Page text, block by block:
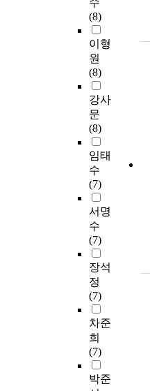
수
(8)
이형
원
(8)
강사
문
(8)
임태
수
(7)
서명
수
(7)
장석
정
(7)
차준
희
(7)
박준